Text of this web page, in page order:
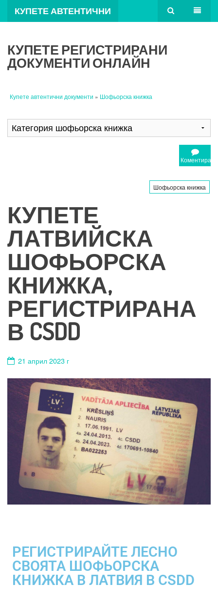
КУПЕТЕ АВТЕНТИЧНИ
КУПЕТЕ РЕГИСТРИРАНИ
ДОКУМЕНТИ ОНЛАЙН
Купете автентични документи » Шофьорска книжка
Шофьорска книжка
КУПЕТЕ
ЛАТВИЙСКА
ШОФЬОРСКА
КНИЖКА,
РЕГИСТРИРАНА
В CSDD
21 април 2023 г
РЕГИСТРИРАЙТЕ ЛЕСНО
СВОЯТА ШОФЬОРСКА
КНИЖКА В ЛАТВИЯ В CSDD